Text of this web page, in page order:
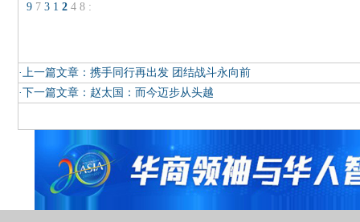
9 7 3 1 2 4 8 :
·上一篇文章： 携手同行再出发 团结战斗永向前
·下一篇文章： 赵太国：而今迈步从头越